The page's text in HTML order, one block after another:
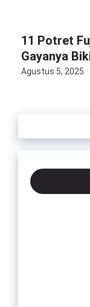
11 Potret
Gayanya
Agustus 5, 2025